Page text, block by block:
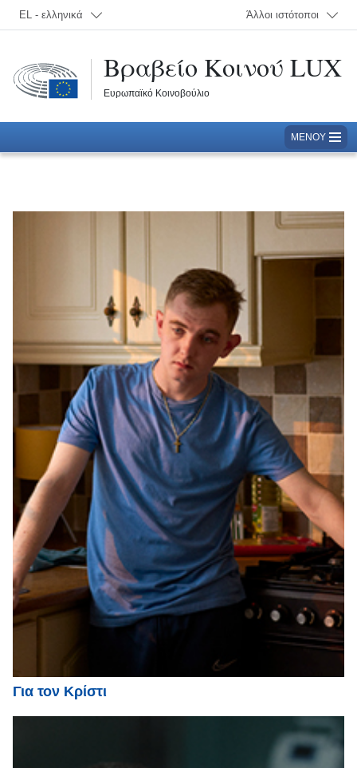
Επιλογή γλώσσας; Τρέχουσα γλώσσα:
EL - ελληνικά Άλλοι ιστότοποι
Βραβείο Κοινού LUX
Ευρωπαϊκό Κοινοβούλιο
ΜΕΝΟΎ
Για τον Κρίστι